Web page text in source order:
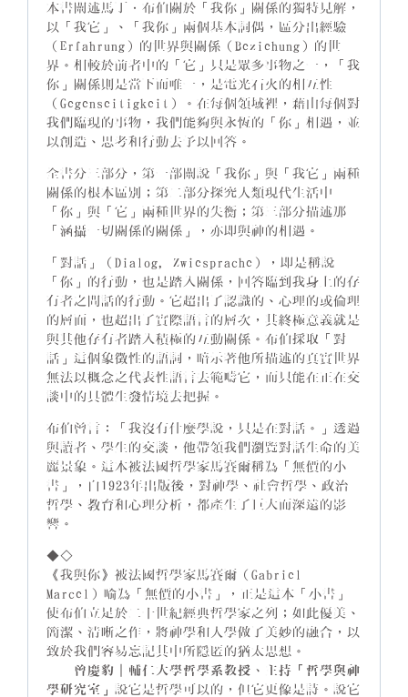
本書闡述馬丁．布伯關於「我你」關係的獨特見解，
以「我它」、「我你」兩個基本詞偶，區分出經驗
（Erfahrung）的世界與關係（Beziehung）的世
界。相較於前者中的「它」只是眾多事物之一，「我
你」關係則是當下而唯一，是電光石火的相互性
（Gegenseitigkeit）。在每個領域裡，藉由每個對
我們臨現的事物，我們能夠與永恆的「你」相遇，並
以創造、思考和行動去予以回答。
全書分三部分，第一部闡說「我你」與「我它」兩種
關係的根本區別；第二部分探究人類現代生活中
「你」與「它」兩種世界的失衡；第三部分描述那
「涵攝一切關係的關係」，亦即與神的相遇。
「對話」（Dialog, Zwiesprache），即是稱說
「你」的行動，也是踏入關係，回答臨到我身上的存
有者之問話的行動。它超出了認識的、心理的或倫理
的層面，也超出了實際語言的層次，其終極意義就是
與其他存有者踏入積極的互動關係。布伯採取「對
話」這個象徵性的語詞，暗示著他所描述的真實世界
無法以概念之代表性語言去範疇它，而只能在正在交
談中的具體生發情境去把握。
布伯曾言：「我沒有什麼學說，只是在對話。」透過
與讀者、學生的交談，他帶領我們瀏覽對話生命的美
麗景象。這本被法國哲學家馬賽爾稱為「無價的小
書」，自1923年出版後，對神學、社會哲學、政治
哲學、教育和心理分析，都產生了巨大而深遠的影
響。
◆◇
《我與你》被法國哲學家馬賽爾（Gabriel
Marcel）喻為「無價的小書」，正是這本「小書」
使布伯立足於二十世紀經典哲學家之列；如此優美、
簡潔、清晰之作，將神學和人學做了美妙的融合，以
致於我們容易忘記其中所隱匿的猶太思想。
──曾慶豹｜輔仁大學哲學系教授、主持「哲學與神
學研究室」 說它是哲學可以的，但它更像是詩。說它